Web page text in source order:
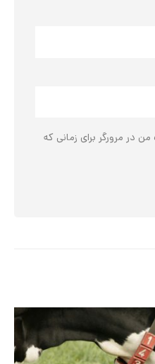
در مرورگر برای زمانی که